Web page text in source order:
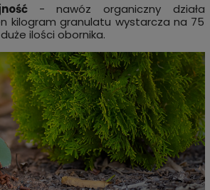
- nawóz organiczny działa
kilogram granulatu wystarcza na 75
ilości obornika.